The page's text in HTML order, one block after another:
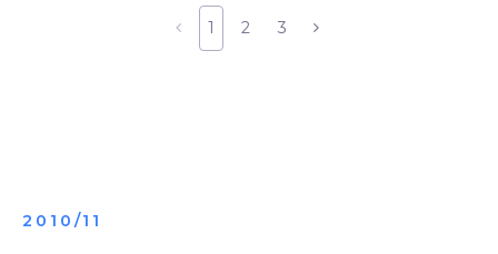
1 2 3
2010/11